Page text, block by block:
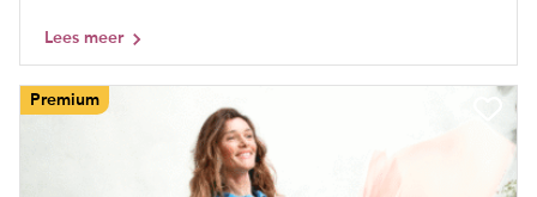
Lees meer
Premium